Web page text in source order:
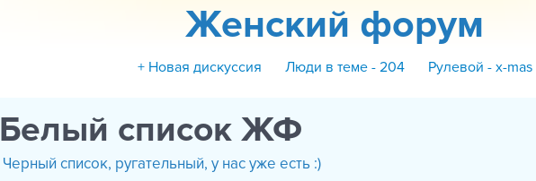
Женский форум
+ Новая дискуссия Люди в теме - 204 Рулевой - x-mas
Белый список ЖФ
Черный список, ругательный, у нас уже есть :)